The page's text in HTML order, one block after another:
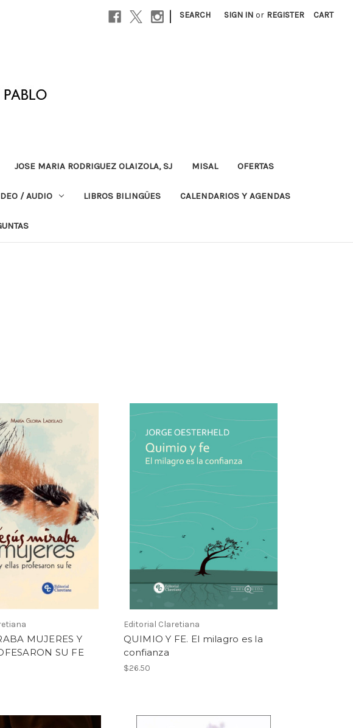
| SEARCH SIGN IN or REGISTER CART
JOSE MARIA RODRIGUEZ OLAIZOLA, SJ MISAL OFERTAS
/ AUDIO LIBROS BILINGÜES CALENDARIOS Y AGENDAS
MUJERES Y
SU FE
Editorial Claretiana
QUIMIO Y FE. El milagro es la
confianza
$26.50